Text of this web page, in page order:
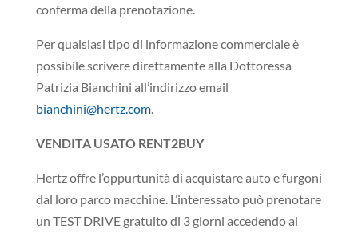
conferma della prenotazione.
Per qualsiasi tipo di informazione commerciale è
possibile scrivere direttamente alla Dottoressa
Patrizia Bianchini all’indirizzo email
bianchini@hertz.com.
VENDITA USATO RENT2BUY
Hertz offre l’oppurtunità di acquistare auto e furgoni
dal loro parco macchine. L’interessato può prenotare
un TEST DRIVE gratuito di 3 giorni accedendo al